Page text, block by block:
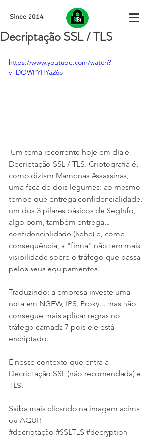
Since 2014
Decriptação SSL / TLS
https://www.youtube.com/watch?
v=DOWPYHYa26o
Decriptação SSL / TLS. Criptografia é,
como diziam Mamonas Assassinas,
uma faca de dois legumes: ao mesmo
tempo que entrega confidencialidade,
um dos 3 pilares básicos de SegInfo,
algo bom, também entrega...
confidencialidade (hehe) e, como
consequência, a "firma" não tem mais
visibilidade sobre o tráfego que passa
pelos seus equipamentos.
Traduzindo: a empresa investe uma
nota em NGFW, IPS, Proxy... mas não
consegue mais aplicar regras no
tráfego camada 7 pois ele está
encriptado.
É nesse contexto que entra a
Decriptação SSL (não recomendada) e
TLS.
Saiba mais clicando na imagem acima
ou AQUI!
#decriptação #SSLTLS #decryption